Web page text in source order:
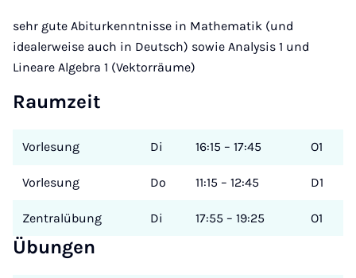
sehr gute Abiturkenntnisse in Mathematik (und
idealerweise auch in Deutsch) sowie Analysis 1 und
Lineare Algebra 1 (Vektorräume)
Raumzeit
Vorlesung Di 16:15 – 17:45 O1
Vorlesung Do 11:15 – 12:45 D1
Zentralübung Di 17:55 – 19:25 O1
Übungen